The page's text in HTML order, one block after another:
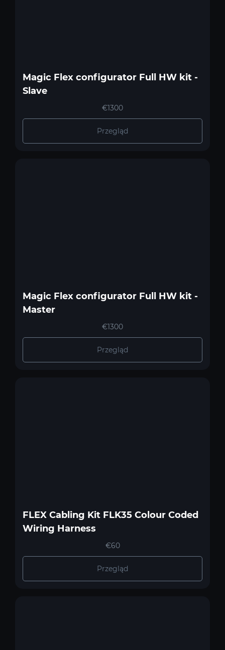
Magic Flex configurator Full HW kit -
Slave
€1300
Przegląd
Magic Flex configurator Full HW kit -
Master
€1300
Przegląd
FLEX Cabling Kit FLK35 Colour Coded
Wiring Harness
€60
Przegląd